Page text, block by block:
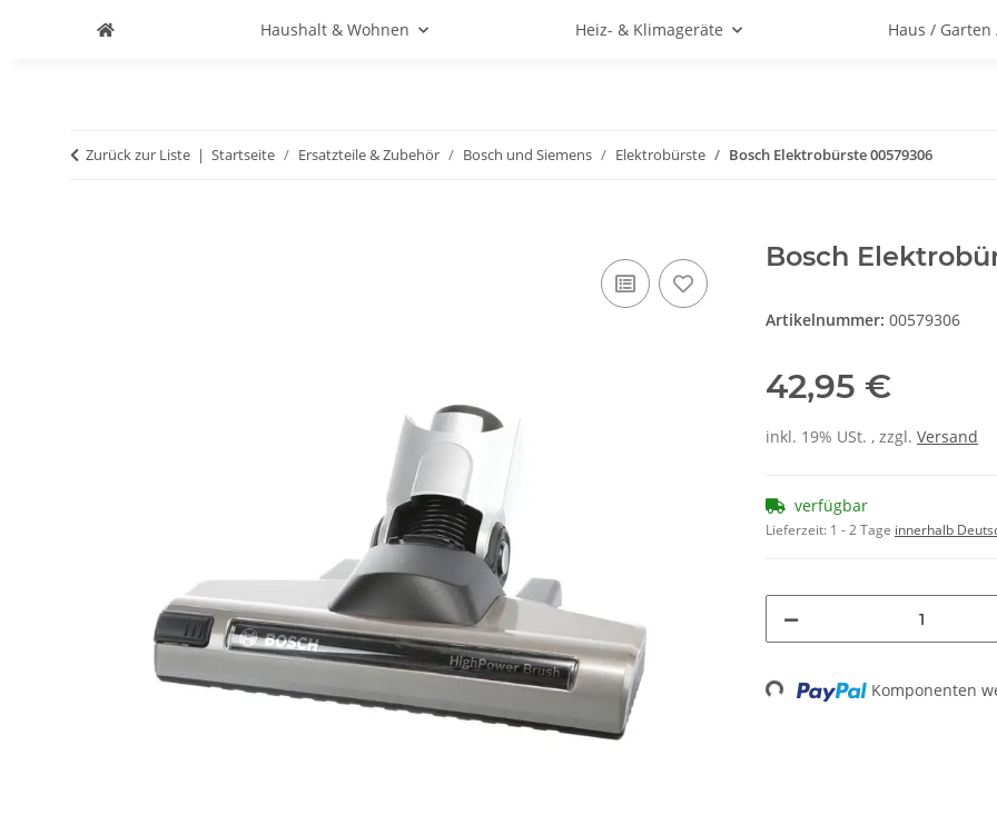
Haushalt & Wohnen Heiz- & Klimageräte Haus / Garten
Zurück zur Liste Startseite Ersatzteile & Zubehör Bosch und Siemens Elektrobürste Bosch Elektrobürste 00579306
Bosch
Artikelnummer: 00579306
42,95 €
inkl. 19% USt. , zzgl. Versand
verfügbar
Lieferzeit: 1 - 2 Tage innerhalb
Loading... Komponenten